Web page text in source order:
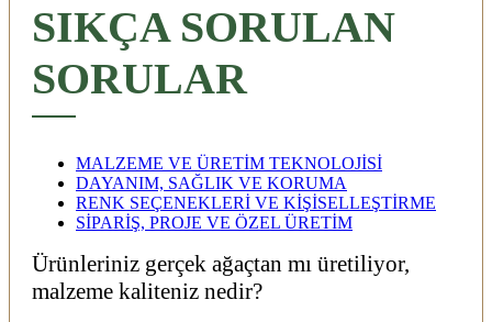
SIKÇA SORULAN
SORULAR
MALZEME VE ÜRETİM TEKNOLOJİSİ
DAYANIM, SAĞLIK VE KORUMA
RENK SEÇENEKLERİ VE KİŞİSELLEŞTİRME
SİPARİŞ, PROJE VE ÖZEL ÜRETİM
Ürünleriniz gerçek ağaçtan mı üretiliyor,
malzeme kaliteniz nedir?